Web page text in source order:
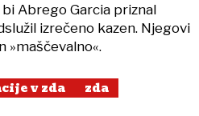
Abrego Garcia priznal
izrečeno kazen. Njegovi
»maščevalno«.
v zda zda